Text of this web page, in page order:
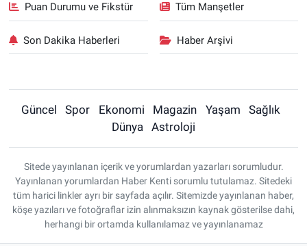
Puan Durumu ve Fikstür Tüm Manşetler
Son Dakika Haberleri Haber Arşivi
Güncel Spor Ekonomi Magazin Yaşam
Sağlık
Dünya
Astroloji
Sitede yayınlanan içerik ve yorumlardan yazarları sorumludur.
Yayınlanan yorumlardan Haber Kenti sorumlu tutulamaz. Sitedeki
tüm harici linkler ayrı bir sayfada açılır. Sitemizde yayınlanan haber,
köşe yazıları ve fotoğraflar izin alınmaksızın kaynak gösterilse dahi,
herhangi bir ortamda kullanılamaz ve yayınlanamaz